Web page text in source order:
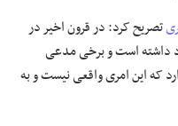
تصریح کرد: در قرون اخیر در
داشته است و برخی مدعی
که این امری واقعی نیست و به